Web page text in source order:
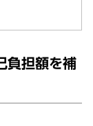
負担額を補